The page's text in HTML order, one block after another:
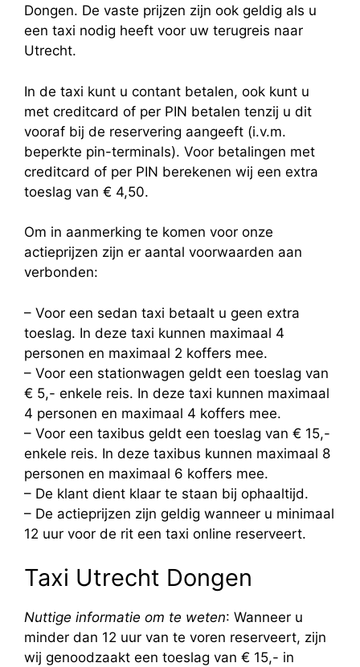
Dongen. De vaste prijzen zijn ook geldig als u
een taxi nodig heeft voor uw terugreis naar
Utrecht.
In de taxi kunt u contant betalen, ook kunt u
met creditcard of per PIN betalen tenzij u dit
vooraf bij de reservering aangeeft (i.v.m.
beperkte pin-terminals). Voor betalingen met
creditcard of per PIN berekenen wij een extra
toeslag van € 4,50.
Om in aanmerking te komen voor onze
actieprijzen zijn er aantal voorwaarden aan
verbonden:
– Voor een sedan taxi betaalt u geen extra
toeslag. In deze taxi kunnen maximaal 4
personen en maximaal 2 koffers mee.
– Voor een stationwagen geldt een toeslag van
€ 5,- enkele reis. In deze taxi kunnen maximaal
4 personen en maximaal 4 koffers mee.
– Voor een taxibus geldt een toeslag van € 15,-
enkele reis. In deze taxibus kunnen maximaal 8
personen en maximaal 6 koffers mee.
– De klant dient klaar te staan bij ophaaltijd.
– De actieprijzen zijn geldig wanneer u minimaal
12 uur voor de rit een taxi online reserveert.
Taxi Utrecht Dongen
Nuttige informatie om te weten: Wanneer u
minder dan 12 uur van te voren reserveert, zijn
wij genoodzaakt een toeslag van € 15,- in